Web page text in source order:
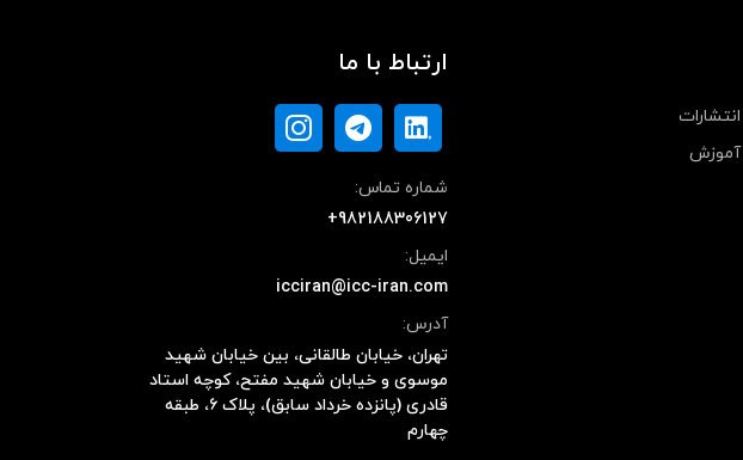
انتشارات
آموزش
ارتباط با ما
شماره تماس:
+982188306127
ایمیل:
icciran@icc-iran.com
آدرس:
تهران، خیابان طالقانی، بین خیابان شهید
موسوی و خیابان شهید مفتح، کوچه استاد
قادری (پانزده خرداد سابق)، پلاک ۶، طبقه
چهارم